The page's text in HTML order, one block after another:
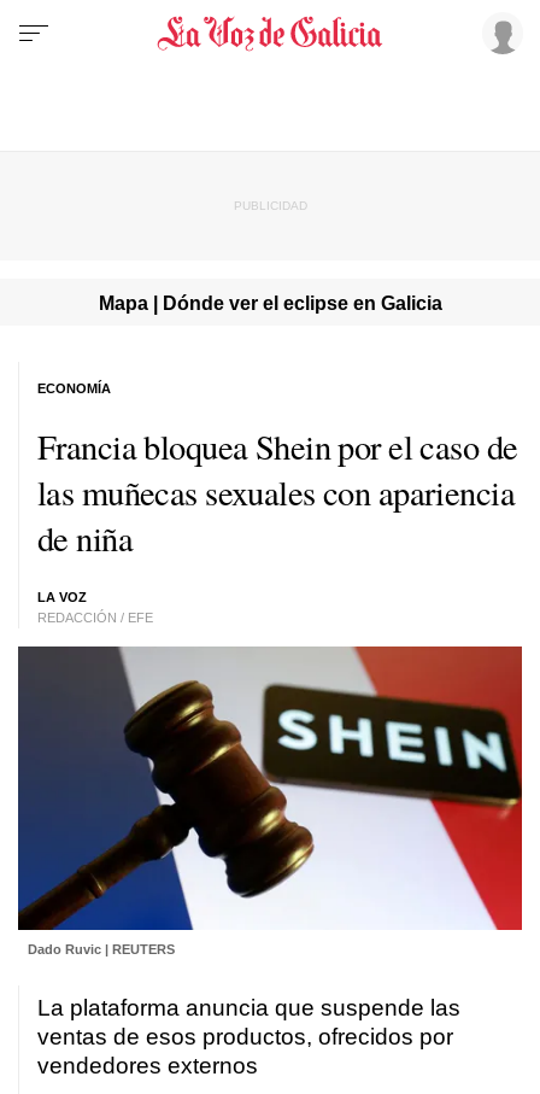
Mapa | Dónde ver el eclipse en Galicia
Francia bloquea Shein por el caso de
las muñecas sexuales con apariencia
de niña
LA VOZ
REDACCIÓN / EFE
ECONOMÍA
Dado Ruvic | REUTERS
La plataforma anuncia que suspende las
ventas de esos productos, ofrecidos por
vendedores externos